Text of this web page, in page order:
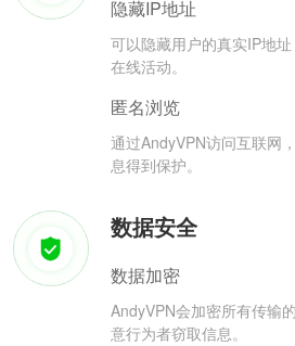
隐藏IP地址
可以隐藏用户的真实IP地
在线活动。
匿名浏览
通过AndyVPN访问互联网
息得到保护。
数据安全
数据加密
AndyVPN会加密所有传输
意行为者窃取信息。